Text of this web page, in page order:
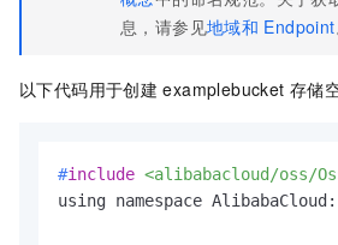
息，请参见地域和 Endpoint
以下代码用于创建 examplebucket 存储
#include <alibabacloud/oss/
using namespace